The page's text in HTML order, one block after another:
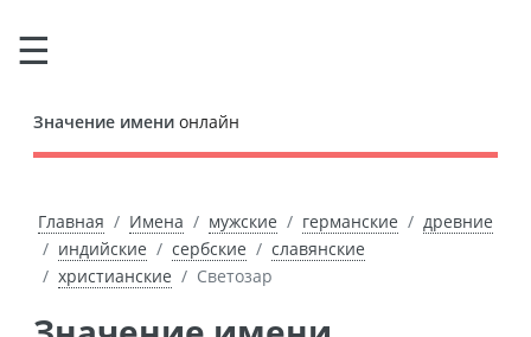
Значение имени онлайн
Главная Имена мужские германские
древние
индийские
сербские
славянские
христианские
Светозар